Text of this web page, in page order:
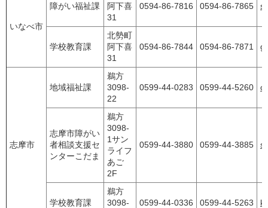
いなべ市
障がい福祉課
阿下喜
31
0594-86-7816 0594-86-7865
学校教育課
北勢町
阿下喜
31
0594-86-7844 0594-86-7871
志摩市
地域福祉課
鵜方
3098-
22
0599-44-0283 0599-44-5260
志摩市障がい
者相談支援セ
ンターこだま
鵜方
3098-
1サン
ライフ
あご
2F
0599-44-3880 0599-44-3885
学校教育課
鵜方
3098-
0599-44-0336 0599-44-5263